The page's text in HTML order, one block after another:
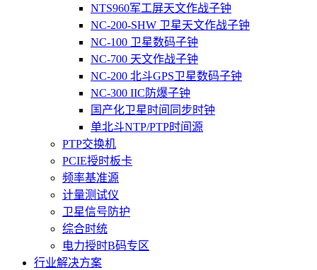
NTS960军工屏天文作战子钟
NC-200-SHW 卫星天文作战子钟
NC-100 卫星数码子钟
NC-700 天文作战子钟
NC-200 北斗GPS卫星数码子钟
NC-300 IIC防爆子钟
国产化卫星时间同步时钟
单北斗NTP/PTP时间源
PTP交换机
PCIE授时板卡
频率基准源
计量测试仪
卫星信号防护
综合时统
电力授时B码专区
行业解决方案